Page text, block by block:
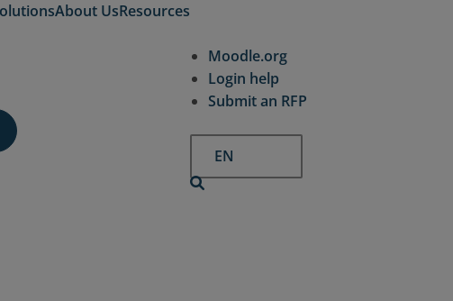
About UsResources
Moodle.org
Login help
Submit an RFP
EN